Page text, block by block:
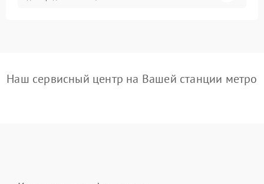
Наш сервисный центр на Вашей станции метро